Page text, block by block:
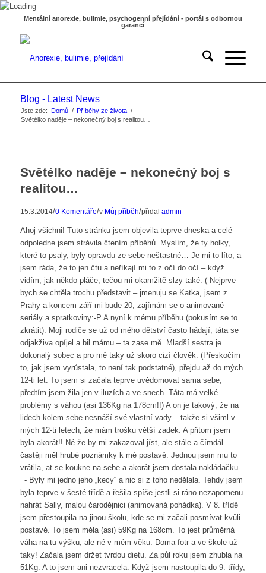
Mentální anorexie, bulimie, psychogenní přejídání - portál s odbornou
garancí
Blog - Latest News
Jste zde: Domů / Příběhy ze života /
Světélko naděje – nekonečný boj s realitou…
Světélko naděje – nekonečný boj s
realitou…
15.3.2014/0 Komentáře/v Můj příběh/přidal admin
Ahoj všichni! Tuto stránku jsem objevila teprve dneska a celé
odpoledne jsem strávila čtením příběhů. Myslím, že ty holky,
které to psaly, byly opravdu ze sebe neštastné… Je mi to líto, a
jsem ráda, že to jen čtu a neříkají mi to z očí do očí – když
vidím, jak někdo pláče, tečou mi okamžitě slzy také:-( Nejprve
bych se chtěla trochu představit – jmenuju se Katka, jsem z
Prahy a koncem září mi bude 20, zajímám se o animované
seriály a spratkoviny:-P A nyní k mému příběhu (pokusím se to
zkrátit): Moji rodiče se už od mého dětství často hádají, táta se
odjakživa opíjel a bil mámu – ta zase mě. Mladší sestra je
dokonalý sobec a pro mě taky už skoro cizí člověk. (Přeskočím
to, jak jsem vyrůstala, to není tak podstatné), přejdu až do mých
12-ti let. To jsem si začala teprve uvědomovat sama sebe,
předtím jsem žila jen v iluzích a ve snech. Táta má velké
problémy s váhou (asi 136Kg na 178cm!!) A on je takový, že na
lidech kolem sebe nesnáší své vlastní vady – takže si všiml v
mých 12-ti letech, že mám trošku větší zadek. A přitom jsem
byla akorát!! Né že by mi zakazoval jíst, ale stále a čímdál
častěji měl hrubé poznámky k mé postavě. Jednou jsem mu to
vrátila, at se koukne na sebe a akorát jsem dostala nakládačku-
_- Byly mi jedno jeho „kecy“ a nic si z toho nedělala. Tehdy jsem
byla teprve v šesté třídě a řešila spíše jestli si ráno nezapomenu
nahrát Sally, malou čarodějnici (animovaná pohádka). V 8. třídě
jsem přestoupila na jinou školu, kde se mi začali posmívat kvůli
postavě. To jsem měla (asi) 59Kg na 168cm. To jest průměrná
váha na tu výšku, ale né v mém věku. Doma fotr a ve škole už
taky! Začala jsem držet tvrdou dietu. Za půl roku jsem zhubla na
51Kg. A to jsem ani nezvracela. Když jsem nastoupila do 9. třídy,